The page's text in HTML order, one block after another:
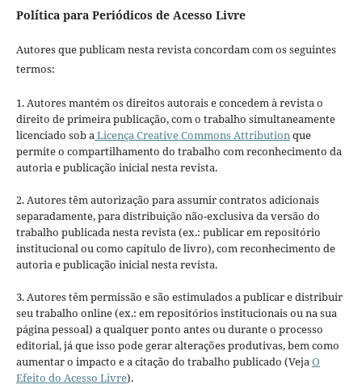
Política para Periódicos de Acesso Livre
Autores que publicam nesta revista concordam com os seguintes
termos:
1. Autores mantém os direitos autorais e concedem à revista o
direito de primeira publicação, com o trabalho simultaneamente
licenciado sob aLicença Creative Commons Attributionque
permite o compartilhamento do trabalho com reconhecimento da
autoria e publicação inicial nesta revista.
2. Autores têm autorização para assumir contratos adicionais
separadamente, para distribuição não-exclusiva da versão do
trabalho publicada nesta revista (ex.: publicar em repositório
institucional ou como capítulo de livro), com reconhecimento de
autoria e publicação inicial nesta revista.
3. Autores têm permissão e são estimulados a publicar e distribuir
seu trabalho online (ex.: em repositórios institucionais ou na sua
página pessoal) a qualquer ponto antes ou durante o processo
editorial, já que isso pode gerar alterações produtivas, bem como
aumentar o impacto e a citação do trabalho publicado (VejaO
Efeito do Acesso Livre).